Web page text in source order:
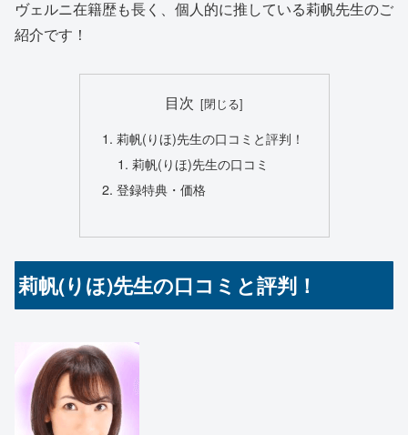
ヴェルニ在籍歴も長く、個人的に推している莉帆先生のご
紹介です！
目次
莉帆(りほ)先生の口コミと評判！
莉帆(りほ)先生の口コミ
登録特典・価格
莉帆(りほ)先生の口コミと評判！